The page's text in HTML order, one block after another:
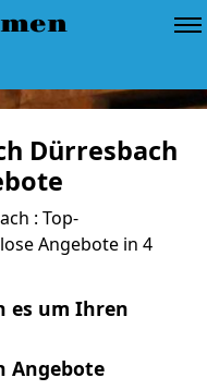
Dürresbach
: Top-
Angebote in 4
es um Ihren
Angebote